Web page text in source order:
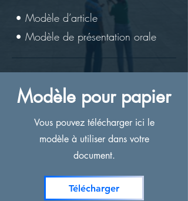
• Modèle d’article
• Modèle de présentation orale
Modèle pour papier
Vous pouvez télécharger ici le
modèle à utiliser dans votre
document.
Télécharger